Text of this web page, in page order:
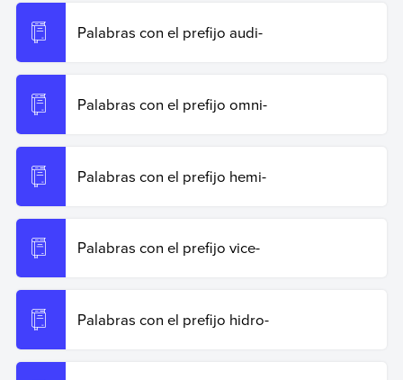
Palabras con el prefijo audi-
Palabras con el prefijo omni-
Palabras con el prefijo hemi-
Palabras con el prefijo vice-
Palabras con el prefijo hidro-